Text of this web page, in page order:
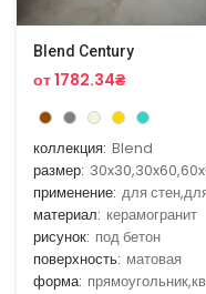
Blend Century
от 1782.34₴
коллекция: Blend
размер:
применение: для
материал: керамогранит
рисунок: под бетон
поверхность: матовая
форма: